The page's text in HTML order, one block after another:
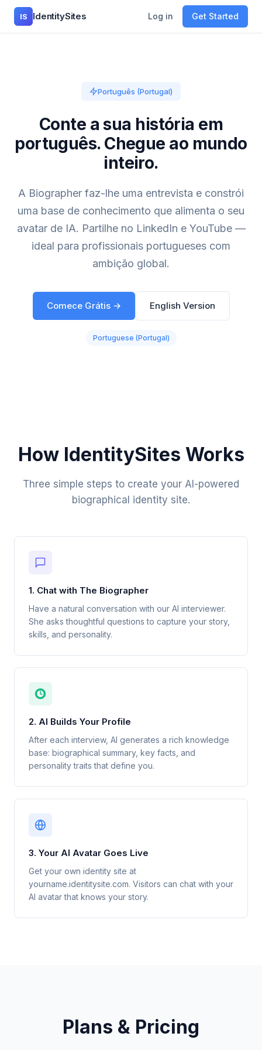
IS IdentitySites Log in Get Started
Português (Portugal)
Conte a sua história em
português. Chegue ao mundo
inteiro.
A Biographer faz-lhe uma entrevista e constrói
uma base de conhecimento que alimenta o seu
avatar de IA. Partilhe no LinkedIn e YouTube —
ideal para profissionais portugueses com
ambição global.
Comece Grátis → English Version
Portuguese (Portugal)
How IdentitySites Works
Three simple steps to create your AI-powered
biographical identity site.
1. Chat with The Biographer
Have a natural conversation with our AI interviewer.
She asks thoughtful questions to capture your story,
skills, and personality.
2. AI Builds Your Profile
After each interview, AI generates a rich knowledge
base: biographical summary, key facts, and
personality traits that define you.
3. Your AI Avatar Goes Live
Get your own identity site at
yourname.identitysite.com. Visitors can chat with your
AI avatar that knows your story.
Plans & Pricing